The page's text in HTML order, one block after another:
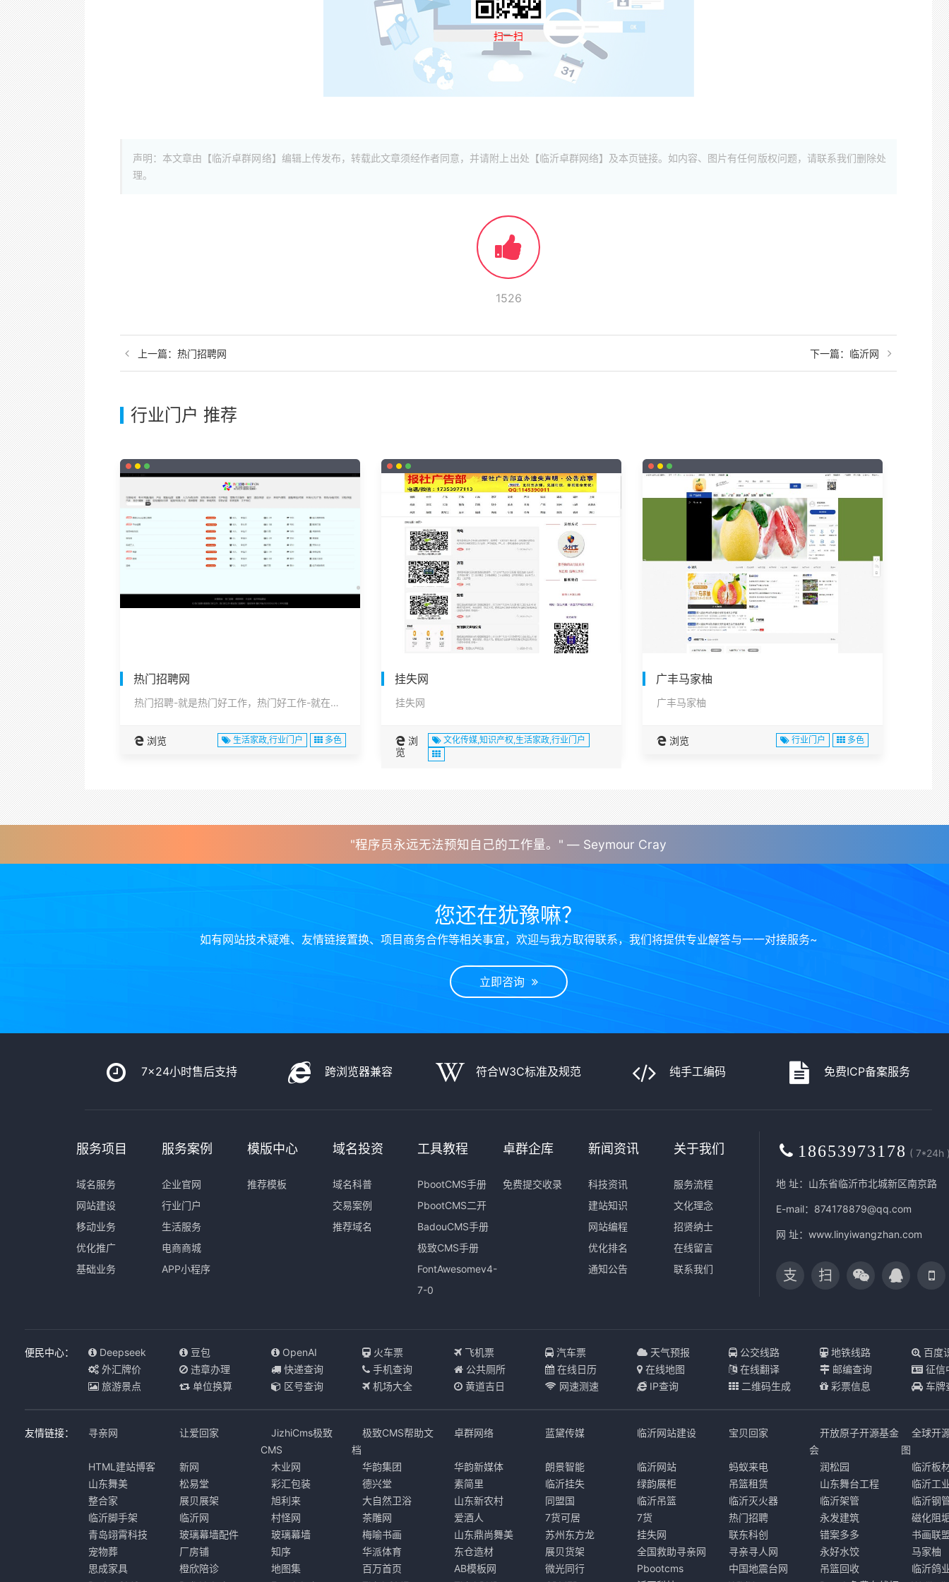
扫一扫
声明：本文章由【临沂卓群网络】编辑上传发布，转载此文章须经作者同意，并请附上出处【临沂卓群网络】及本页链接。如内容、图片有任何版权问题，请联系我们删除处
理。
1526
上一篇： 热门招聘网 下一篇： 临沂网
行业门户 推荐
热门招聘网
热门招聘-就是热门好工作，热门好工作-就在热门招聘网！
浏览 生活家政,行业门户 多色
挂失网
挂失网
浏
览
文化传媒,知识产权,生活家政,行业门户
广丰马家柚
广丰马家柚
浏览 行业门户 多色
"程序员永远无法预知自己的工作量。" — Seymour Cray
您还在犹豫嘛？
如有网站技术疑难、友情链接置换、项目商务合作等相关事宜，欢迎与我方取得联系，我们将提供专业解答与一一对接服务~
立即咨询
7x24小时售后支持 跨浏览器兼容 符合W3C标准及规范 纯手工编码 免费ICP备案服务
服务项目
域名服务
网站建设
移动业务
优化推广
基础业务
服务案例
企业官网
行业门户
生活服务
电商商城
APP小程序
模版中心
推荐模板
域名投资
域名科普
交易案例
推荐域名
工具教程
PbootCMS手册
PbootCMS二开
BadouCMS手册
极致CMS手册
FontAwesomev4-
7-0
卓群企库
免费提交收录
新闻资讯
科技资讯
建站知识
网站编程
优化排名
通知公告
关于我们
服务流程
文化理念
招贤纳士
在线留言
联系我们
18653973178 ( 7*24h
地 址：山东省临沂市北城新区南京路
E-mail：874178879@qq.com
网 址：www.linyiwangzhan.com
支 扫
便民中心： Deepseek 豆包 OpenAI 火车票 飞机票 汽车票 天气预报 公交线路 地铁线路
百度
外汇牌价
违章办理 快递查询 手机查询 公共厕所 在线日历 在线地图 在线翻译 邮编查询
征信
旅游景点
单位换算 区号查询 机场大全 黄道吉日 网速测速 IP查询 二维码生成 彩票信息 车牌
友情链接： 寻亲网 让爱回家
JizhiCms极致
CMS
极致CMS帮助文
档
卓群网络 蓝黛传媒 临沂网站建设 宝贝回家
开放原子开源基金
会
全球开
图
HTML建站博客
新网 木业网 华韵集团 华韵新媒体 朗景智能 临沂网站 蚂蚁来电 润松园
临沂板
山东舞美
松易堂 彩汇包装 德兴堂 素简里 临沂挂失 绿韵展柜 吊篮租赁 山东舞台工程
临沂工
整合家
展贝展架 旭利来 大自然卫浴 山东新农村 同盟国 临沂吊篮 临沂灭火器 临沂架管
临沂钢
临沂脚手架
临沂网 村怪网 茶雕网 爱酒人 7货可居 7货 热门招聘 永发建筑
磁化阻
青岛翊霄科技
玻璃幕墙配件 玻璃幕墙 梅喻书画 山东鼎尚舞美 苏州东方龙 挂失网 联东科创 错案多多
书画联
宠物葬
厂房铺 知序 华派体育 东仓造材 展贝货架 全国救助寻亲网 寻亲寻人网 永好水饺
马家柚
思成家具
橙欣陪诊 地图集 百万首页 AB模板网 微光同行 Pbootcms 中国地震台网 吊篮回收
临沂鸽